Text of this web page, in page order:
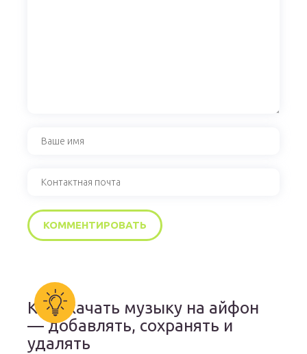
Как скачать музыку на айфон
— добавлять, сохранять и
удалять